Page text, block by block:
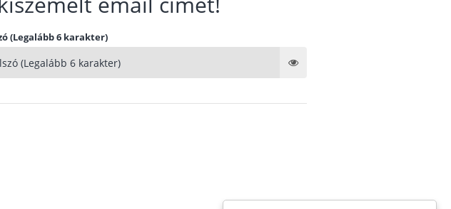
(Legalább 6 karakter)